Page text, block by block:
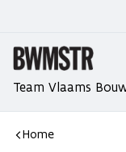
Team Vlaams
Home